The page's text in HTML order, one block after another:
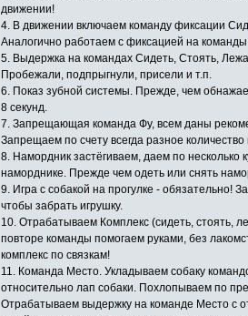
движении!
4. В движении включаем команду фиксации
Аналогично работаем с фиксацией на
5. Выдержка на командах Сидеть, Стоять,
Пробежали, подпрыгнули, присели и т.п.
6. Показ зубной системы. Прежде, чем
8 секунд.
7. Запрещающая команда Фу, всем даны
Запрещаем по счету всегда разное
8. Намордник застёгиваем, даем по несколько
наморднике. Прежде чем одеть или снять
9. Игра с собакой на прогулке - обязательно!
чтобы забрать игрушку.
10. Отрабатываем Комплекс (сидеть, стоять,
повторе команды помогаем руками, без
комплекс по связкам!
11. Команда Место. Укладываем собаку
относительно лап собаки. Похлопываем по
Отрабатываем выдержку на команде Место с